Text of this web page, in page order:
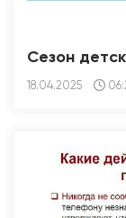
Сезон
18.04.2025